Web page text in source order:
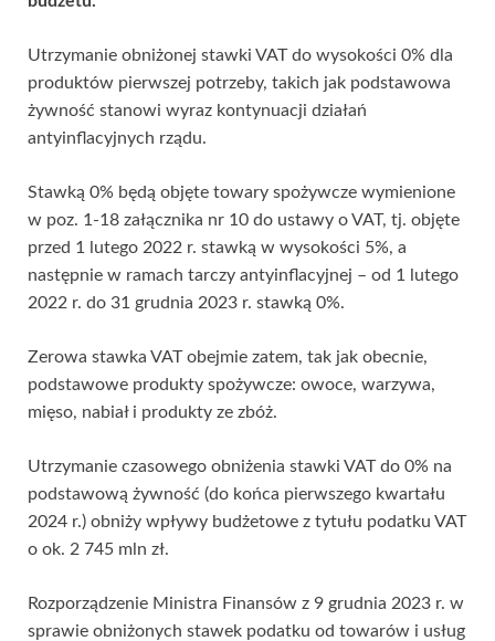
Utrzymanie obniżonej stawki VAT do wysokości 0% dla
produktów pierwszej potrzeby, takich jak podstawowa
żywność stanowi wyraz kontynuacji działań
antyinflacyjnych rządu.
Stawką 0% będą objęte towary spożywcze wymienione
w poz. 1-18 załącznika nr 10 do ustawy o VAT, tj. objęte
przed 1 lutego 2022 r. stawką w wysokości 5%, a
następnie w ramach tarczy antyinflacyjnej – od 1 lutego
2022 r. do 31 grudnia 2023 r. stawką 0%.
Zerowa stawka VAT obejmie zatem, tak jak obecnie,
podstawowe produkty spożywcze: owoce, warzywa,
mięso, nabiał i produkty ze zbóż.
Utrzymanie czasowego obniżenia stawki VAT do 0% na
podstawową żywność (do końca pierwszego kwartału
2024 r.) obniży wpływy budżetowe z tytułu podatku VAT
o ok. 2 745 mln zł.
Rozporządzenie Ministra Finansów z 9 grudnia 2023 r. w
sprawie obniżonych stawek podatku od towarów i usług